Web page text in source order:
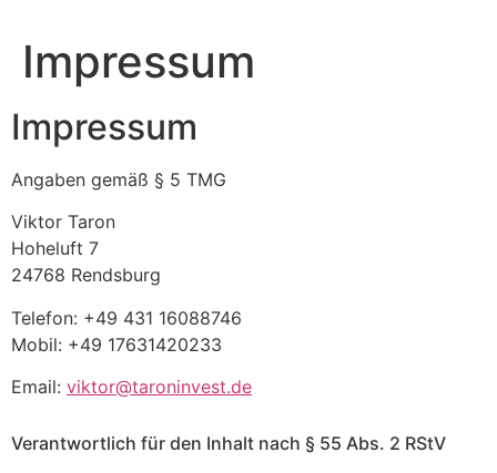
wechseln
Impressum
Impressum
Angaben gemäß § 5 TMG
Viktor Taron
Hoheluft 7
24768 Rendsburg
Telefon: +49 431 16088746
Mobil: +49 17631420233
Email: viktor@taroninvest.de
Verantwortlich für den Inhalt nach § 55 Abs. 2 RStV